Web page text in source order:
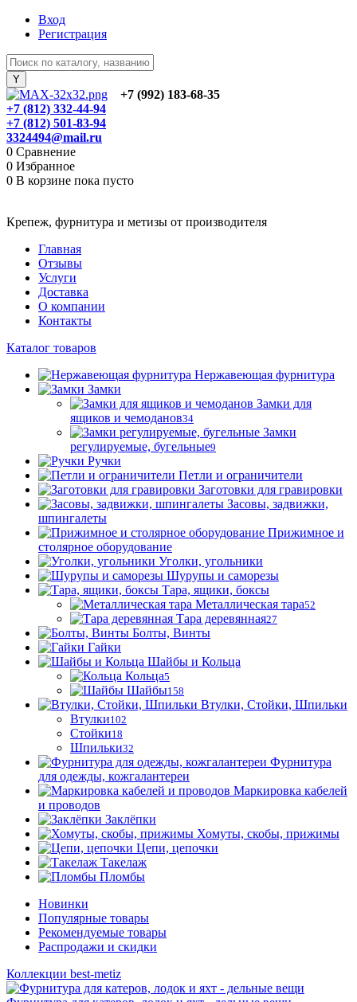
Вход
Регистрация
+7 (992) 183-68-35
+7 (812) 332-44-94
+7 (812) 501-83-94
3324494@mail.ru
0 Сравнение
0 Избранное
0 В корзине пока пусто
Крепеж, фурнитура и метизы от производителя
Главная
Отзывы
Услуги
Доставка
О компании
Контакты
Каталог товаров
Нержавеющая фурнитура
Замки
Замки для
ящиков и чемоданов34
Замки
регулируемые, бугельные9
Ручки
Петли и ограничители
Заготовки для гравировки
Засовы, задвижки,
шпингалеты
Прижимное и
столярное оборудование
Уголки, угольники
Шурупы и саморезы
Тара, ящики, боксы
Металлическая тара52
Тара деревянная27
Болты, Винты
Гайки
Шайбы и Кольца
Кольца5
Шайбы158
Втулки, Стойки, Шпильки
Втулки102
Стойки18
Шпильки32
Фурнитура
для одежды, кожгалантереи
Маркировка кабелей
и проводов
Заклёпки
Хомуты, скобы, прижимы
Цепи, цепочки
Такелаж
Пломбы
Новинки
Популярные товары
Рекомендуемые товары
Распродажи и скидки
Коллекции best-metiz